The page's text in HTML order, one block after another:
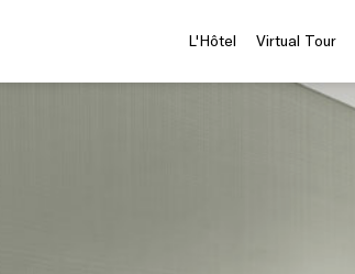
L'Hôtel Virtual Tour